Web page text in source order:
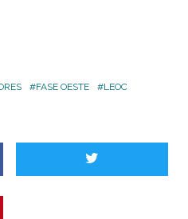
FASE OESTE LEOC